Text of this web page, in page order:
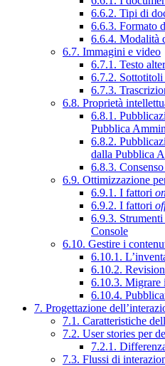
6.6.2. Tipi di
6.6.3. Formato
6.6.4. Modalità
6.7. Immagini e video
6.7.1. Testo
6.7.2.
6.7.3.
6.8. Proprietà
6.8.1.
Pubblica
6.8.2.
dalla Pubblica
6.8.3.
6.9. Ottimizzazione
6.9.1. I fattori
6.9.2. I fattori
6.9.3.
Console
6.10. Gestire i
6.10.1.
6.10.2.
6.10.3. Migrare
6.10.4.
7. Progettazione
7.1. Caratteristiche
7.2. User stories per
7.2.1.
7.3. Flussi di